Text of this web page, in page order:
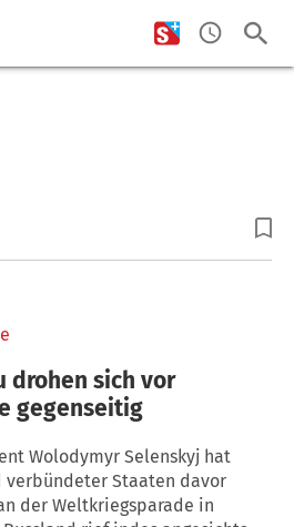
drohen sich vor
gegenseitig
Wolodymyr Selenskyj hat
verbündeter Staaten davor
der Weltkriegsparade in